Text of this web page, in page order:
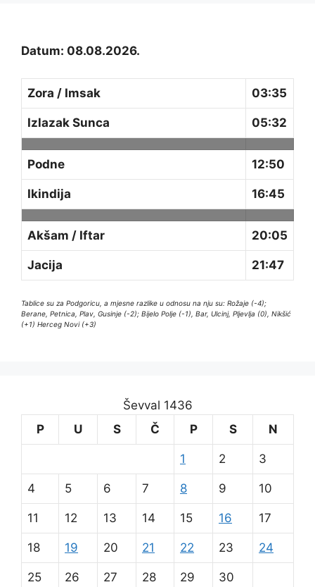
Datum: 08.08.2026.
Zora / Imsak 03:35
Izlazak Sunca 05:32
Podne 12:50
Ikindija 16:45
Akšam / Iftar 20:05
Jacija 21:47
Tablice su za Podgoricu, a mjesne razlike u odnosu na nju su: Rožaje (-4);
Berane, Petnica, Plav, Gusinje (-2); Bijelo Polje (-1), Bar, Ulcinj, Pljevlja (0), Nikšić
(+1) Herceg Novi (+3)
Ševval 1436
P
U S Č P S N
1 2 3
4 5 6 7 8 9 10
11 12 13 14 15 16 17
18 19 20 21 22 23 24
25 26 27 28 29 30